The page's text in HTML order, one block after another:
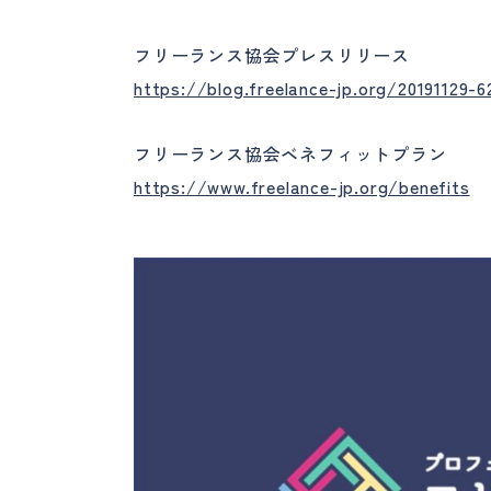
フリーランス協会プレスリリース
https://blog.freelance-jp.org/20191129-
フリーランス協会ベネフィットプラン
https://www.freelance-jp.org/benefits